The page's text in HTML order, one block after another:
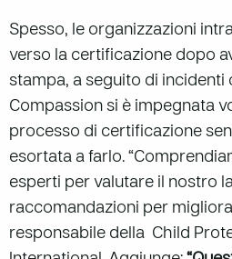
Spesso, le organizzazioni
verso la certificazione dopo
stampa, a seguito di incidenti
Compassion si è impegnata
processo di certificazione
esortata a farlo.
esperti per valutare il nostro
raccomandazioni per
responsabile della Child